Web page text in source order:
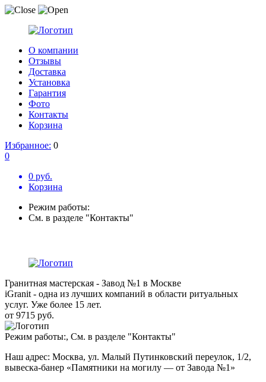
О компании
Отзывы
Доставка
Установка
Гарантия
Фото
Контакты
Корзина
Избранное: 0
0
0 руб.
Корзина
Режим работы:
См. в разделе "Контакты"
Гранитная мастерская - Завод №1 в Москве
iGranit - одна из лучших компаний в области ритуальных
услуг. Уже более 15 лет.
от 9715 руб.
Режим работы:, См. в разделе "Контакты"
Наш адрес: Москва, ул. Малый Путинковский переулок, 1/2,
вывеска-банер «Памятники на могилу — от Завода №1»